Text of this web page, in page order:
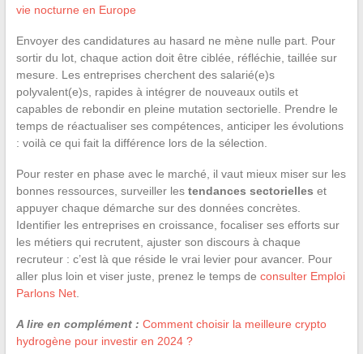
vie nocturne en Europe
Envoyer des candidatures au hasard ne mène nulle part. Pour
sortir du lot, chaque action doit être ciblée, réfléchie, taillée sur
mesure. Les entreprises cherchent des salarié(e)s
polyvalent(e)s, rapides à intégrer de nouveaux outils et
capables de rebondir en pleine mutation sectorielle. Prendre le
temps de réactualiser ses compétences, anticiper les évolutions
: voilà ce qui fait la différence lors de la sélection.
Pour rester en phase avec le marché, il vaut mieux miser sur les
bonnes ressources, surveiller les tendances sectorielles et
appuyer chaque démarche sur des données concrètes.
Identifier les entreprises en croissance, focaliser ses efforts sur
les métiers qui recrutent, ajuster son discours à chaque
recruteur : c’est là que réside le vrai levier pour avancer. Pour
aller plus loin et viser juste, prenez le temps de consulter Emploi
Parlons Net.
A lire en complément : Comment choisir la meilleure crypto
hydrogène pour investir en 2024 ?